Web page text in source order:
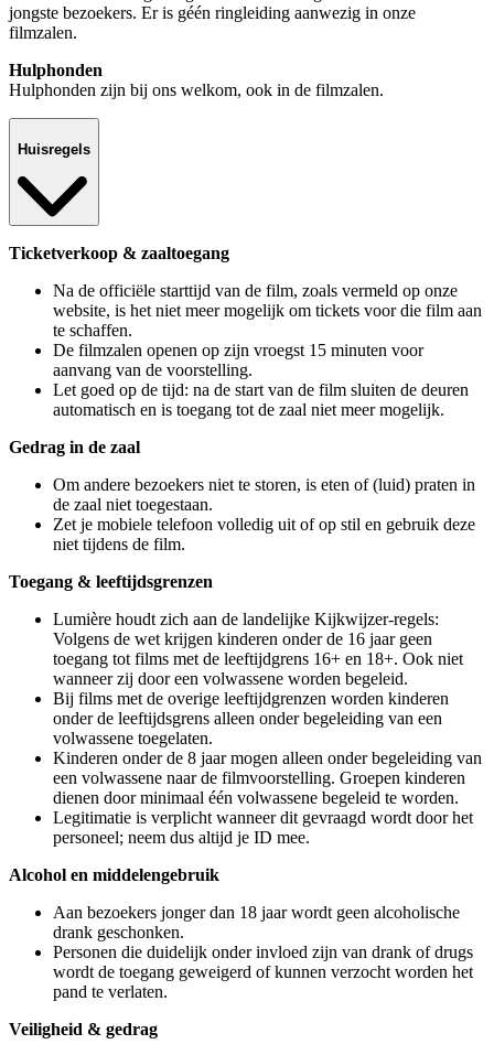
jongste bezoekers. Er is géén ringleiding aanwezig in onze
filmzalen.
Hulphonden
Hulphonden zijn bij ons welkom, ook in de filmzalen.
Huisregels
Ticketverkoop & zaaltoegang
Na de officiële starttijd van de film, zoals vermeld op onze
website, is het niet meer mogelijk om tickets voor die film aan
te schaffen.
De filmzalen openen op zijn vroegst 15 minuten voor
aanvang van de voorstelling.
Let goed op de tijd: na de start van de film sluiten de deuren
automatisch en is toegang tot de zaal niet meer mogelijk.
Gedrag in de zaal
Om andere bezoekers niet te storen, is eten of (luid) praten in
de zaal niet toegestaan.
Zet je mobiele telefoon volledig uit of op stil en gebruik deze
niet tijdens de film.
Toegang & leeftijdsgrenzen
Lumière houdt zich aan de landelijke Kijkwijzer-regels:
Volgens de wet krijgen kinderen onder de 16 jaar geen
toegang tot films met de leeftijdgrens 16+ en 18+. Ook niet
wanneer zij door een volwassene worden begeleid.
Bij films met de overige leeftijdgrenzen worden kinderen
onder de leeftijdsgrens alleen onder begeleiding van een
volwassene toegelaten.
Kinderen onder de 8 jaar mogen alleen onder begeleiding van
een volwassene naar de filmvoorstelling. Groepen kinderen
dienen door minimaal één volwassene begeleid te worden.
Legitimatie is verplicht wanneer dit gevraagd wordt door het
personeel; neem dus altijd je ID mee.
Alcohol en middelengebruik
Aan bezoekers jonger dan 18 jaar wordt geen alcoholische
drank geschonken.
Personen die duidelijk onder invloed zijn van drank of drugs
wordt de toegang geweigerd of kunnen verzocht worden het
pand te verlaten.
Veiligheid & gedrag